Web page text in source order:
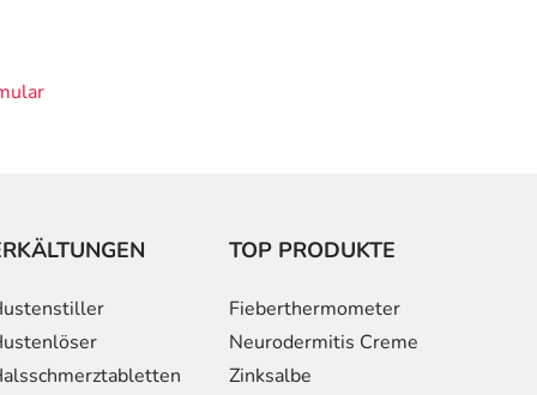
TOP PRODUKTE
Fieberthermometer
Neurodermitis Creme
Zinksalbe